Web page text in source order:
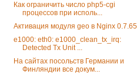
Как ограничить число php5-cgi
процессов при исполь...
Активация модуля geo в Nginx 0.7.65
e1000: eth0: e1000_clean_tx_irq:
Detected Tx Unit ...
На сайтах посольств Германии и
Финляндии все докум...